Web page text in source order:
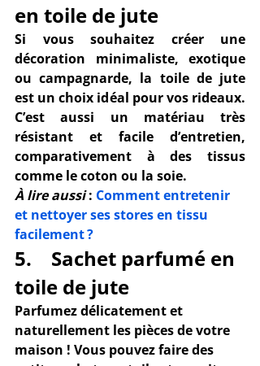
en toile de jute
Si vous souhaitez créer une
décoration minimaliste, exotique
ou campagnarde, la toile de jute
est un choix idéal pour vos rideaux.
résistant et facile d’entretien,
comparativement à des tissus
comme le coton ou la soie.
À lire aussi : Comment entretenir
et nettoyer ses stores en tissu
facilement ?
5.    Sachet parfumé en
toile de jute
Parfumez délicatement et
naturellement les pièces de votre
maison ! Vous pouvez faire des